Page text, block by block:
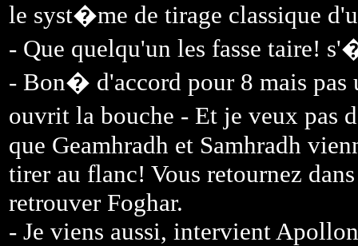
le syst�me de tirage classique
- Que quelqu'un les fasse taire!
- Bon� d'accord pour 8 mais
ouvrit la bouche - Et je veux pas
que Geamhradh et Samhradh
tirer au flanc! Vous retournez
retrouver Foghar.
- Je viens aussi, intervient